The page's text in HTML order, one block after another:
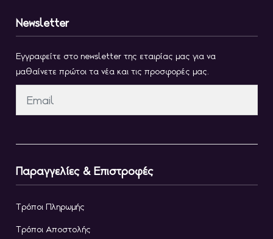
Newsletter
Εγγραφείτε στο newsletter της εταιρίας μας για να
μαθαίνετε πρώτοι τα νέα και τις προσφορές μας.
Παραγγελίες & Επιστροφές
Τρόποι Πληρωμής
Τρόποι Αποστολής